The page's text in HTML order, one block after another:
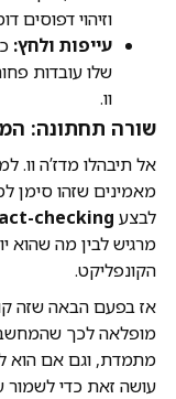
וזיהוי דפוסים
עייפות ולחץ:
שלו עובדות
וו.
שורה תחתונה:
אל תיבהלו מדז’ה וו.
מאמינים שזהו סימן
לבצע checking
מרגיש לבין מה שהוא
הקונפליקט.
אז בפעם הבאה שזה
מופלאה לכך
עושה זאת כדי לשמור